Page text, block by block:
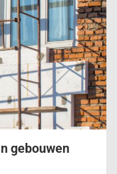
gebouwen